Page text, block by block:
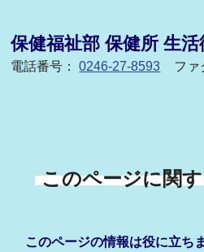
保健福祉部 保健所 生
電話番号：0246-27-8593 ファ
このページに関
このページの情報は役に立ち